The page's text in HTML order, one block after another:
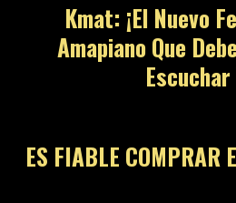
Kmat: ¡El Nuevo
Amapiano Que
Escuchar
ES FIABLE COMPRAR